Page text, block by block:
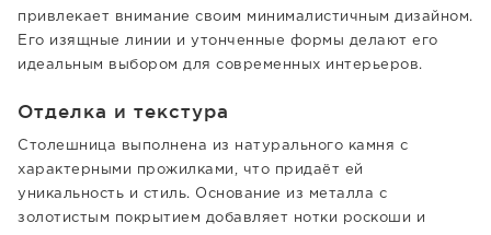
привлекает внимание своим минималистичным дизайном.
Его изящные линии и утонченные формы делают его
идеальным выбором для современных интерьеров.
Отделка и текстура
Столешница выполнена из натурального камня с
характерными прожилками, что придаёт ей
уникальность и стиль. Основание из металла с
золотистым покрытием добавляет нотки роскоши и